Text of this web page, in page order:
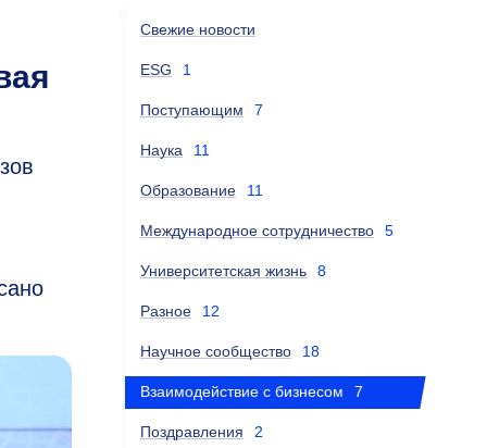
Свежие новости
ESG 1
Поступающим 7
Наука 11
Образование 11
Международное сотрудничество 5
Университетская жизнь 8
Разное 12
Научное сообщество 18
Взаимодействие с бизнесом 7
Поздравления 2